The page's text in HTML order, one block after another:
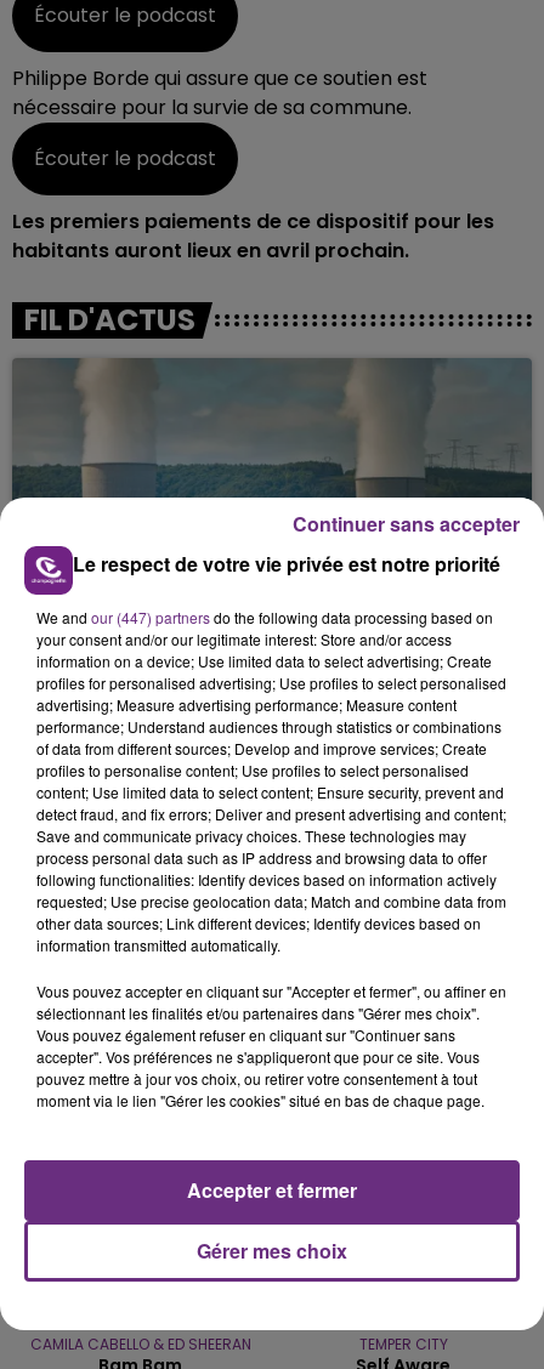
Écouter le podcast
Philippe Borde qui assure que ce soutien est
nécessaire pour la survie de sa commune.
Écouter le podcast
Les premiers paiements de ce dispositif pour les
habitants auront lieux en avril prochain.
FIL D'ACTUS
LA CENTRALE NUCLÉAIRE DE CHOOZ
TOUJOURS À L'ARRÊT
Cela fait déjà une semaine que la centrale
nucléaire ardennaise est à l'arrêt. Une situation
justifiée par la sécheresse intense qui est toujours
présente.
LE MAGASIN JOUÉCLUB DE REIMS FERME
SES PORTES
C'était l'une des institutions du centre-ville
fermer ses portes.
TITRES DIFFUSÉS
20h05
20h05
CAMILA CABELLO & ED SHEERAN
20h02
20h02
TEMPER CITY
Le respect de votre vie privée est notre priorité
We and our (447) partnersdo the following data processing based on
your consent and/or our legitimate interest: Store and/or access
information on a device; Use limited data to select advertising; Create
profiles for personalised advertising; Use profiles to select personalised
advertising; Measure advertising performance; Measure content
performance; Understand audiences through statistics or combinations
of data from different sources; Develop and improve services; Create
profiles to personalise content; Use profiles to select personalised
content; Use limited data to select content; Ensure security, prevent and
detect fraud, and fix errors; Deliver and present advertising and content;
Save and communicate privacy choices. These technologies may
process personal data such as IP address and browsing data to offer
following functionalities: Identify devices based on information actively
requested; Use precise geolocation data; Match and combine data from
other data sources; Link different devices; Identify devices based on
information transmitted automatically.
Vous pouvez accepter en cliquant sur "Accepter et fermer", ou affiner en
sélectionnant les finalités et/ou partenaires dans "Gérer mes choix".
Vous pouvez également refuser en cliquant sur "Continuer sans
accepter". Vos préférences ne s'appliqueront que pour ce site. Vous
pouvez mettre à jour vos choix, ou retirer votre consentement à tout
moment via le lien "Gérer les cookies" situé en bas de chaque page.
Gérer mes choix
Accepter et fermer
Continuer sans accepter